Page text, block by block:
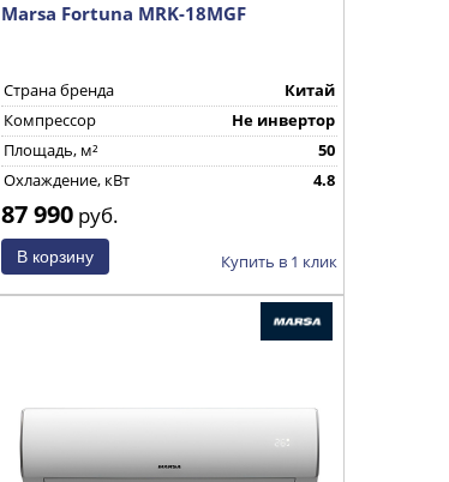
Marsa Fortuna MRK-18MGF
Страна бренда
Китай
Компрессор
Не инвертор
Площадь, м²
50
Охлаждение, кВт
4.8
87 990руб.
Купить в 1 клик